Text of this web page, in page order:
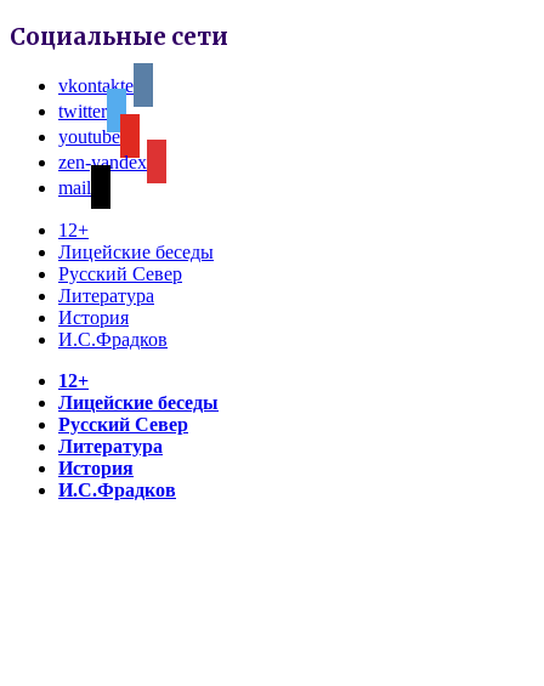
Социальные сети
vkontakte
twitter
youtube
zen-yandex
mail
12+
Лицейские беседы
Русский Север
Литература
История
И.С.Фрадков
12+
Лицейские беседы
Русский Север
Литература
История
И.С.Фрадков